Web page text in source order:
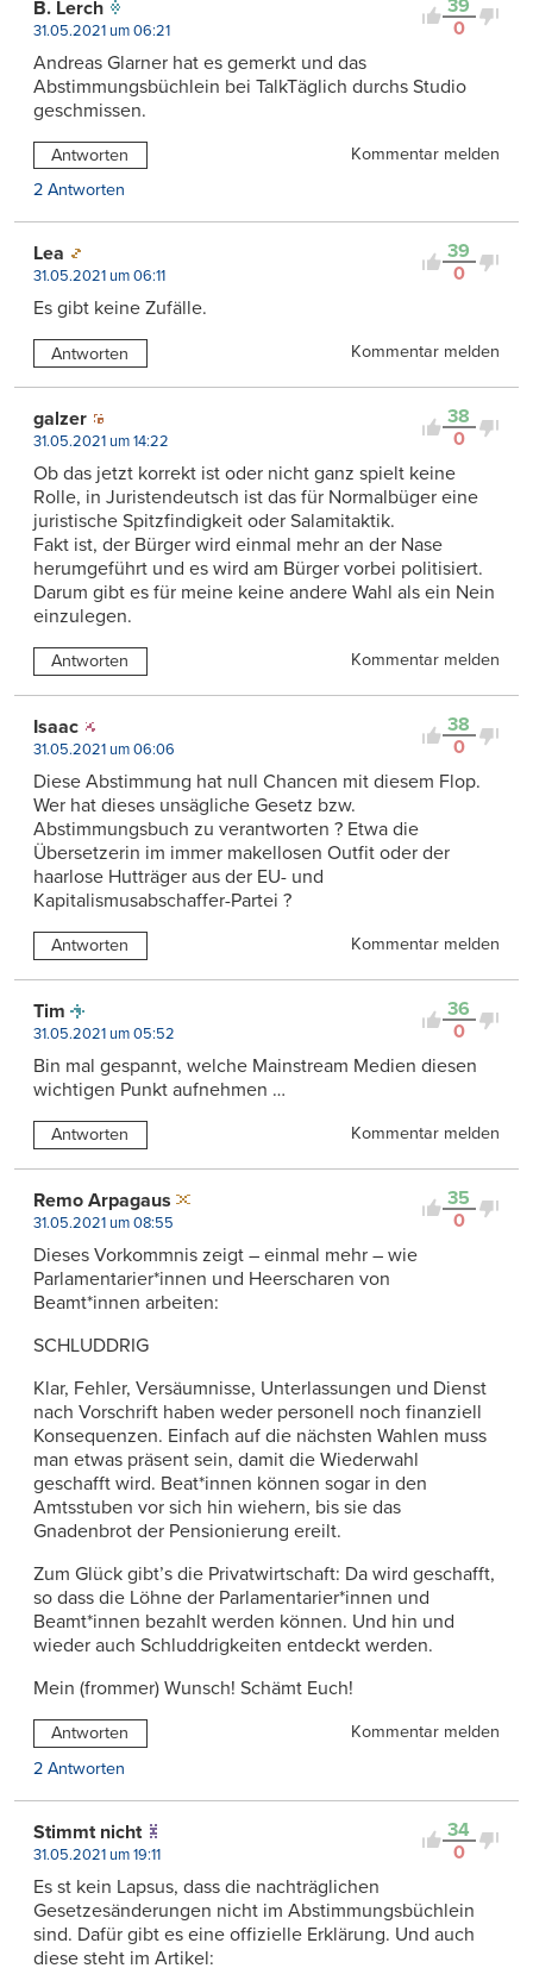
39
0
B. Lerch
31.05.2021 um 06:21
Andreas Glarner hat es gemerkt und das
Abstimmungsbüchlein bei TalkTäglich durchs Studio
geschmissen.
Antworten
Kommentar melden
2 Antworten
39
0
Lea
31.05.2021 um 06:11
Es gibt keine Zufälle.
Antworten Kommentar melden
38
0
galzer
31.05.2021 um 14:22
Ob das jetzt korrekt ist oder nicht ganz spielt keine
Rolle, in Juristendeutsch ist das für Normalbüger eine
juristische Spitzfindigkeit oder Salamitaktik.
Fakt ist, der Bürger wird einmal mehr an der Nase
herumgeführt und es wird am Bürger vorbei politisiert.
Darum gibt es für meine keine andere Wahl als ein Nein
einzulegen.
Antworten Kommentar melden
38
0
Isaac
31.05.2021 um 06:06
Diese Abstimmung hat null Chancen mit diesem Flop.
Wer hat dieses unsägliche Gesetz bzw.
Abstimmungsbuch zu verantworten ? Etwa die
Übersetzerin im immer makellosen Outfit oder der
haarlose Hutträger aus der EU- und
Kapitalismusabschaffer-Partei ?
Antworten Kommentar melden
36
0
Tim
31.05.2021 um 05:52
Bin mal gespannt, welche Mainstream Medien diesen
wichtigen Punkt aufnehmen …
Antworten Kommentar melden
35
0
Remo Arpagaus
31.05.2021 um 08:55
Dieses Vorkommnis zeigt – einmal mehr – wie
Parlamentarier*innen und Heerscharen von
Beamt*innen arbeiten:
SCHLUDDRIG
Klar, Fehler, Versäumnisse, Unterlassungen und Dienst
nach Vorschrift haben weder personell noch finanziell
Konsequenzen. Einfach auf die nächsten Wahlen muss
man etwas präsent sein, damit die Wiederwahl
geschafft wird. Beat*innen können sogar in den
Amtsstuben vor sich hin wiehern, bis sie das
Gnadenbrot der Pensionierung ereilt.
Zum Glück gibt’s die Privatwirtschaft: Da wird geschafft,
so dass die Löhne der Parlamentarier*innen und
Beamt*innen bezahlt werden können. Und hin und
wieder auch Schluddrigkeiten entdeckt werden.
Mein (frommer) Wunsch! Schämt Euch!
Antworten
Kommentar melden
2 Antworten
34
0
Stimmt nicht
31.05.2021 um 19:11
Es st kein Lapsus, dass die nachträglichen
Gesetzesänderungen nicht im Abstimmungsbüchlein
sind. Dafür gibt es eine offizielle Erklärung. Und auch
diese steht im Artikel: